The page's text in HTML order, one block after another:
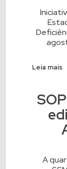
Leia mais
A